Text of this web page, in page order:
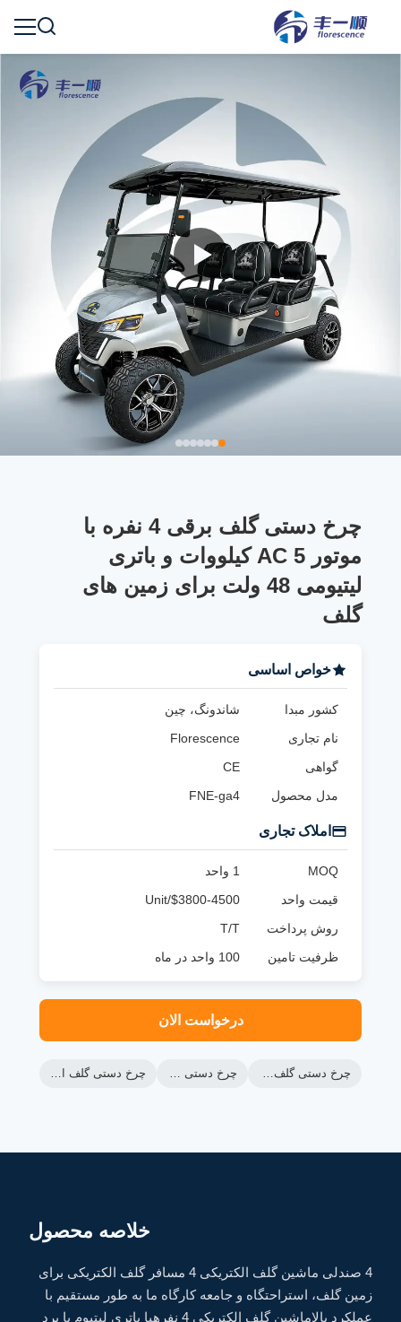
چرخ دستی گلف برقی 4 نفره با
موتور AC 5 کیلووات و باتری
لیتیومی 48 ولت برای زمین های
گلف
خواص اساسی
کشور مبدا
شاندونگ، چین
نام تجاری
Florescence
گواهی
CE
مدل محصول
FNE-ga4
املاک تجاری
MOQ
1 واحد
قیمت واحد
$3800-4500/Unit
روش پرداخت
T/T
ظرفیت تامین
100 واحد در ماه
درخواست الان
چرخ دستی گلف ماشین سبز چرخ دستی گلف رنجر چرخ دستی گلف الکتریکی lsv
خلاصه محصول
4 صندلی ماشین گلف الکتریکی 4 مسافر گلف الکتریکی برای
زمین گلف، استراحتگاه و جامعه کارگاه ما به طور مستقیم با
عملکرد بالاماشین گلف الکتریکی 4 نفرهبا باتری لیتیوم با برد